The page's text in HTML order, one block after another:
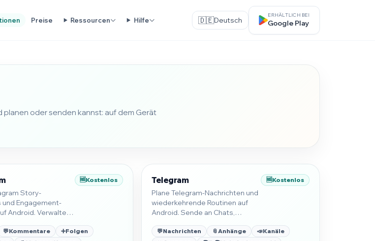
Preise Ressourcen Hilfe 🇩🇪Deutsch
ERHÄLTLICH BEI
Google Play
planen oder senden kannst: auf dem Gerät
Story-
Engagement-
Android. Verwalte
auf deinem
🆓Kostenlos
💬Kommentare ➕Folgen
Telegram
Plane Telegram-Nachrichten und
wiederkehrende Routinen auf
Android. Sende an Chats,
zuverlässigem Timing.
🆓Kostenlos
💬Nachrichten 📎Anhänge 📣Kanäle